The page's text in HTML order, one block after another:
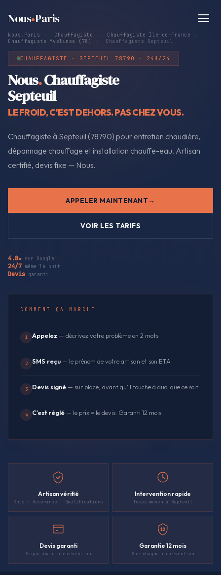
Nous Paris
Nous.Paris Chauffagiste Chauffagiste Île-de-France
Chauffagiste Yvelines (78)
Chauffagiste Septeuil
CHAUFFAGISTE · SEPTEUIL 78790 · 24H/24
Nous.Chauffagiste
Septeuil
LE FROID, C'EST DEHORS. PAS CHEZ VOUS.
Chauffagiste à Septeuil (78790) pour entretien chaudière,
dépannage chauffage et installation chauffe-eau. Artisan
certifié, devis fixe — Nous.
APPELER MAINTENANT
VOIR LES TARIFS
4.8★ sur Google
24/7 même la nuit
Devis garanti
COMMENT ÇA MARCHE
1 Appelez — décrivez votre problème en 2 mots
2 SMS reçu — le prénom de votre artisan et son ETA
3 Devis signé — sur place, avant qu'il touche à quoi que ce soit
4 C'est réglé — le prix = le devis. Garanti 12 mois.
Artisan vérifié
Kbis · Assurance · Qualifications
Intervention rapide
Temps moyen à Septeuil
Devis garanti
Signé avant intervention
12
Garantie 12 mois
Sur chaque intervention